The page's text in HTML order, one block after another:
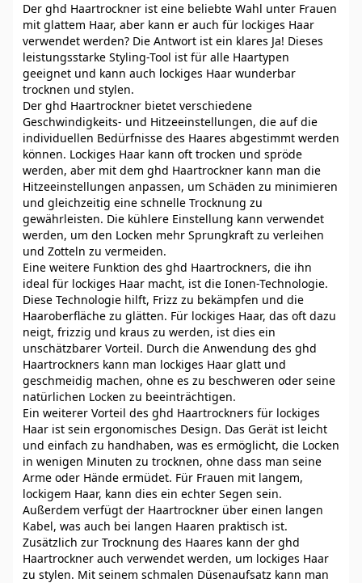
Der ghd Haartrockner ist eine beliebte Wahl unter Frauen
mit glattem Haar, aber kann er auch für lockiges Haar
verwendet werden? Die Antwort ist ein klares Ja! Dieses
leistungsstarke Styling-Tool ist für alle Haartypen
geeignet und kann auch lockiges Haar wunderbar
trocknen und stylen.
Der ghd Haartrockner bietet verschiedene
Geschwindigkeits- und Hitzeeinstellungen, die auf die
individuellen Bedürfnisse des Haares abgestimmt werden
können. Lockiges Haar kann oft trocken und spröde
werden, aber mit dem ghd Haartrockner kann man die
Hitzeeinstellungen anpassen, um Schäden zu minimieren
und gleichzeitig eine schnelle Trocknung zu
gewährleisten. Die kühlere Einstellung kann verwendet
werden, um den Locken mehr Sprungkraft zu verleihen
und Zotteln zu vermeiden.
Eine weitere Funktion des ghd Haartrockners, die ihn
ideal für lockiges Haar macht, ist die Ionen-Technologie.
Diese Technologie hilft, Frizz zu bekämpfen und die
Haaroberfläche zu glätten. Für lockiges Haar, das oft dazu
neigt, frizzig und kraus zu werden, ist dies ein
unschätzbarer Vorteil. Durch die Anwendung des ghd
Haartrockners kann man lockiges Haar glatt und
geschmeidig machen, ohne es zu beschweren oder seine
natürlichen Locken zu beeinträchtigen.
Ein weiterer Vorteil des ghd Haartrockners für lockiges
Haar ist sein ergonomisches Design. Das Gerät ist leicht
und einfach zu handhaben, was es ermöglicht, die Locken
in wenigen Minuten zu trocknen, ohne dass man seine
Arme oder Hände ermüdet. Für Frauen mit langem,
lockigem Haar, kann dies ein echter Segen sein.
Außerdem verfügt der Haartrockner über einen langen
Kabel, was auch bei langen Haaren praktisch ist.
Zusätzlich zur Trocknung des Haares kann der ghd
Haartrockner auch verwendet werden, um lockiges Haar
zu stylen. Mit seinem schmalen Düsenaufsatz kann man